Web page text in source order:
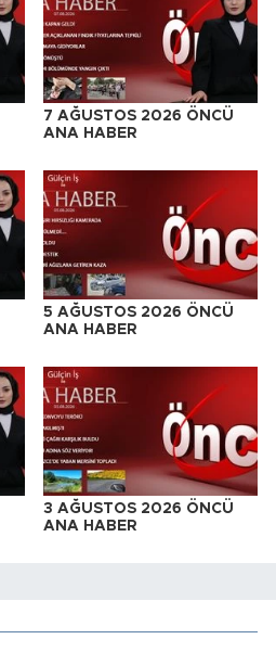
7 AĞUSTOS 2026 ÖNCÜ
ANA HABER
5 AĞUSTOS 2026 ÖNCÜ
ANA HABER
3 AĞUSTOS 2026 ÖNCÜ
ANA HABER